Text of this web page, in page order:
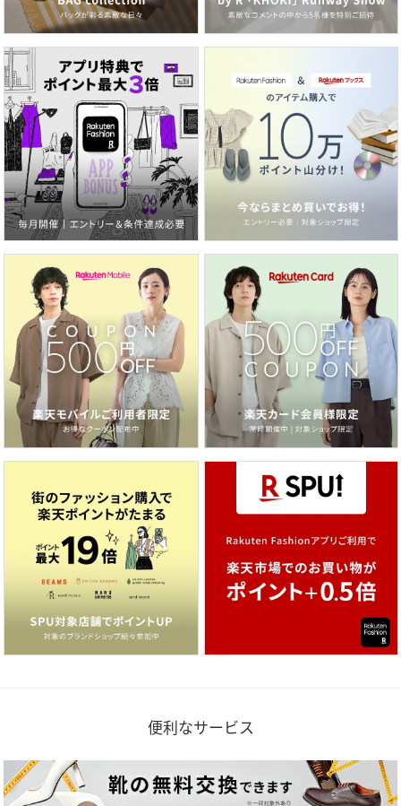
便利なサービス